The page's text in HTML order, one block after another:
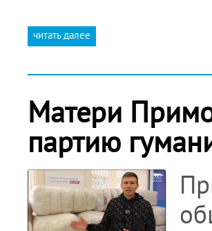
читать далее
Матери
партию